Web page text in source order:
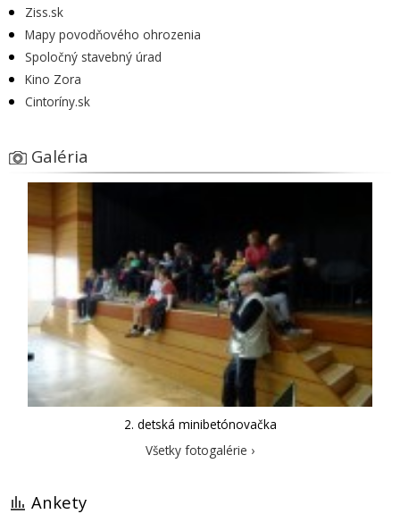
Ziss.sk
Mapy povodňového ohrozenia
Spoločný stavebný úrad
Kino Zora
Cintoríny.sk
Galéria
2. detská minibetónovačka
Všetky fotogalérie ›
Ankety